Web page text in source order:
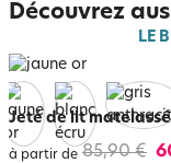
Découvrez
LE
Jeté de lit matelassé
à partir de 85,90 €